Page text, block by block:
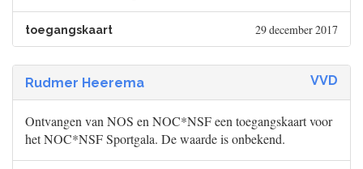
toegangskaart 29 december 2017
Rudmer Heerema VVD
Ontvangen van NOS en NOC*NSF een toegangskaart voor
het NOC*NSF Sportgala. De waarde is onbekend.